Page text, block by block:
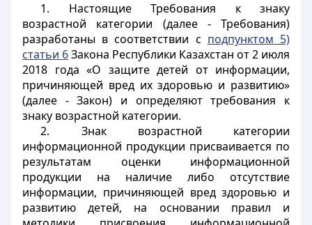
1. Настоящие Требования к знаку
возрастной категории (далее - Требования)
разработаны в соответствии с подпунктом 5)
статьи 6Закона Республики Казахстан от 2 июля
2018 года «О защите детей от информации,
причиняющей вред их здоровью и развитию»
(далее - Закон) и определяют требования к
знаку возрастной категории.
2. Знак возрастной категории
информационной продукции присваивается по
результатам оценки информационной
продукции на наличие либо отсутствие
информации, причиняющей вред здоровью и
развитию детей, на основании правил и